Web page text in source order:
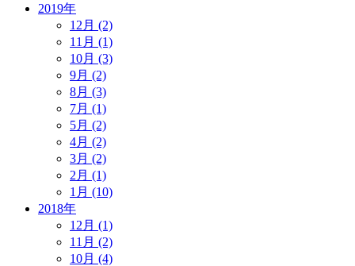
2019年
12月 (2)
11月 (1)
10月 (3)
9月 (2)
8月 (3)
7月 (1)
5月 (2)
4月 (2)
3月 (2)
2月 (1)
1月 (10)
2018年
12月 (1)
11月 (2)
10月 (4)